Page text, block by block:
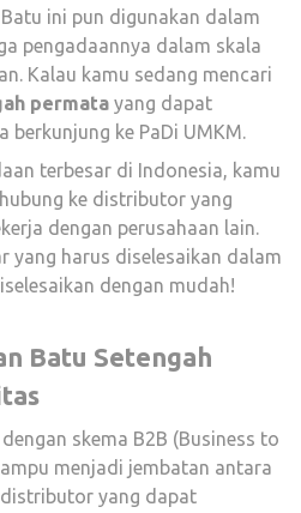
ini pun digunakan dalam
pengadaannya dalam skala
Kalau kamu sedang mencari
permata yang dapat
berkunjung ke PaDi UMKM.
terbesar di Indonesia, kamu
ke distributor yang
dengan perusahaan lain.
yang harus diselesaikan dalam
dengan mudah!
Batu Setengah
skema B2B (Business to
menjadi jembatan antara
yang dapat